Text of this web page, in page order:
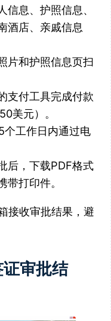
信息、护照信息、
酒店、亲戚信息
片和护照信息页扫
支付工具完成付款
美元）。
工作日内通过电
后，下载PDF格式
带打印件。
接收审批结果，避
审批结